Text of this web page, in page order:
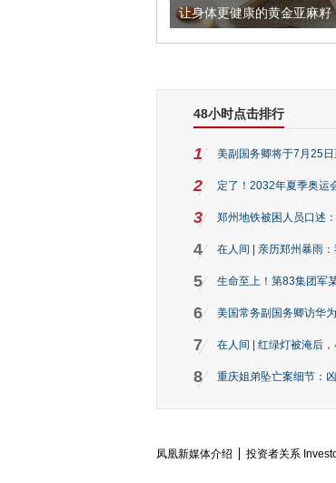
让身体更健康的黄金亚麻籽，我
48小时点击排行
1 美副国务卿将于7月25
2 定了！2032年夏季奥运
3 郑州地铁被困人员口述
4 在人间 | 亲历郑州暴雨
5 生命至上！第83集团军
6 美国常务副国务卿访华
7 在人间 | 红绿灯被淹后
8 重庆姐弟坠亡案细节：
凤凰新媒体介绍 投资者关系